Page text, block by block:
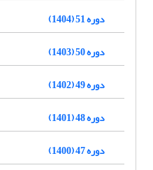
دوره 51 (1404)
دوره 50 (1403)
دوره 49 (1402)
دوره 48 (1401)
دوره 47 (1400)